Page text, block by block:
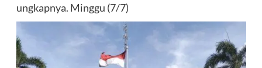
ungkapnya. Minggu (7/7)